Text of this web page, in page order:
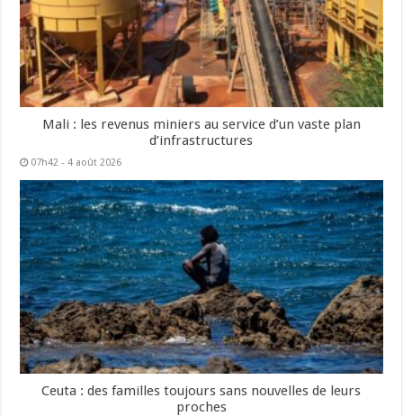
Mali : les revenus miniers au service d’un vaste plan
d’infrastructures
07h42 - 4 août 2026
Ceuta : des familles toujours sans nouvelles de leurs
proches